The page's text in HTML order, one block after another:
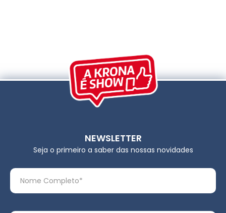
NEWSLETTER
Seja o primeiro a saber das nossas novidades